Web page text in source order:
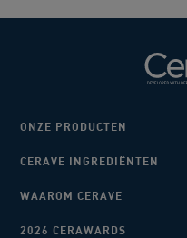
ONZE PRODUCTEN
CERAVE INGREDIËNTEN
WAAROM CERAVE
2026 CERAWARDS